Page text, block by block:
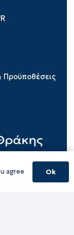
Προϋποθέσεις
agree
Ok